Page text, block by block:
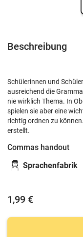
Beschreibung
Schülerinnen und
ausreichend die
nie wirklich Thema. In
spielen sie aber eine
richtig ordnen zu
erstellt.
Commas handout
Sprachenfabrik
1,99 €